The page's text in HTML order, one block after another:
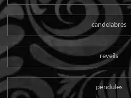
candelabres
reveils
pendules